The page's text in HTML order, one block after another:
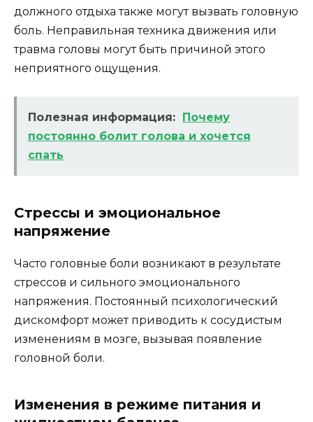
должного отдыха также могут вызвать головную
боль. Неправильная техника движения или
травма головы могут быть причиной этого
неприятного ощущения.
Полезная информация:
Почему
постоянно болит голова и хочется
спать
Стрессы и эмоциональное
напряжение
Часто головные боли возникают в результате
стрессов и сильного эмоционального
напряжения. Постоянный психологический
дискомфорт может приводить к сосудистым
изменениям в мозге, вызывая появление
головной боли.
Изменения в режиме питания и